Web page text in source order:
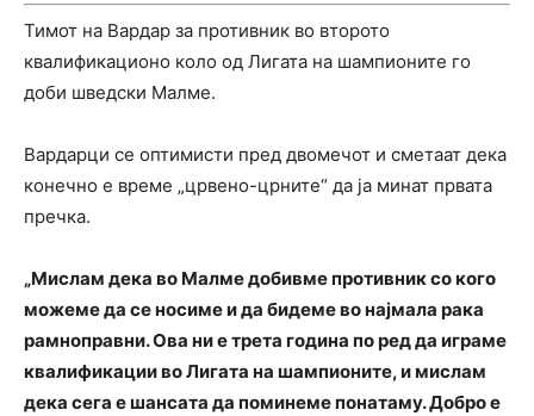
Тимот на Вардар за противник во второто
квалификационо коло од Лигата на шампионите го
доби шведски Малме.
Вардарци се оптимисти пред двомечот и сметаат дека
конечно е време „црвено-црните“ да ја минат првата
пречка.
„Мислам дека во Малме добивме противник со кого
можеме да се носиме и да бидеме во најмала рака
рамноправни. Ова ни е трета година по ред да играме
квалификации во Лигата на шампионите, и мислам
дека сега е шансата да поминеме понатаму. Добро е